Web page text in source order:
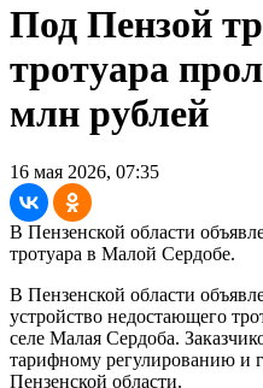
Под Пензой
тротуара
млн рублей
16 мая 2026, 07:35
В Пензенской области
тротуара в Малой Сердобе.
В Пензенской области
устройство недостающего
селе Малая Сердоба.
тарифному регулированию и
Пензенской области.